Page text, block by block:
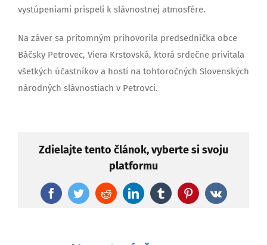
vystúpeniami prispeli k slávnostnej atmosfére.
Na záver sa prítomným prihovorila predsedníčka obce
Báčsky Petrovec, Viera Krstovská, ktorá srdečne privítala
všetkých účastníkov a hostí na tohtoročných Slovenských
národných slávnostiach v Petrovci.
Zdielajte tento článok, vyberte si svoju
platformu
FacebookTwitterRedditLinkedInTumblr Pinterest
Vk